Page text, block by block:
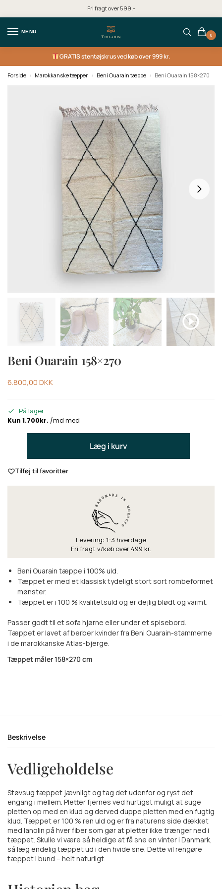
Fri fragt over 599,-
MENU
0
GRATISstentøjskrus ved køb over 999 kr.
Forside / Marokkanske tæpper / Beni Ouarain tæppe / Beni Ouarain 158×270
Beni Ouarain 158×270
6.800,00DKK
På lager
Læg i kurv
Tilføj til favoritter
Levering: 1-3 hverdage
Fri fragt v/køb over 499 kr.
Beni Ouarain tæppe i 100% uld.
Tæppet er med et klassisk tydeligt stort sort rombeformet
mønster.
Tæppet er i 100 % kvalitetsuld og er dejlig blødt og varmt.
Passer godt til et sofa hjørne eller under et spisebord.
Tæppet er lavet af berber kvinder fra Beni Ouarain-stammerne
i de marokkanske Atlas-bjerge.
Tæppet måler 158×270 cm
Beskrivelse
Vedligeholdelse
Støvsug tæppet jævnligt og tag det udenfor og ryst det
engang i mellem. Pletter fjernes ved hurtigst muligt at suge
pletten op med en klud og derved duppe pletten med en fugtig
klud. Tæppet er 100 % ren uld og er fra naturens side dækket
med lanolin på hver fiber som gør at pletter ikke trænger ned i
tæppet. Skulle vi være så heldige at få sne en vinter i Danmark,
så læg endelig tæppet ud i den hvide sne. Dette vil rengøre
tæppet i bund – helt naturligt.